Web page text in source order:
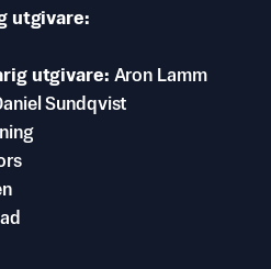
utgivare
utgivare Aron Lamm
Sundqvist